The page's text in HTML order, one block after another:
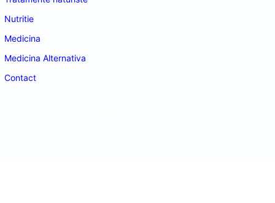
Nutritie
Medicina
Medicina Alternativa
Contact